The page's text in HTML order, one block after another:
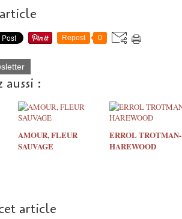
Repost 0
aussi :
AMOUR, FLEUR
SAUVAGE
ERROL TROTMAN-
HAREWOOD
article